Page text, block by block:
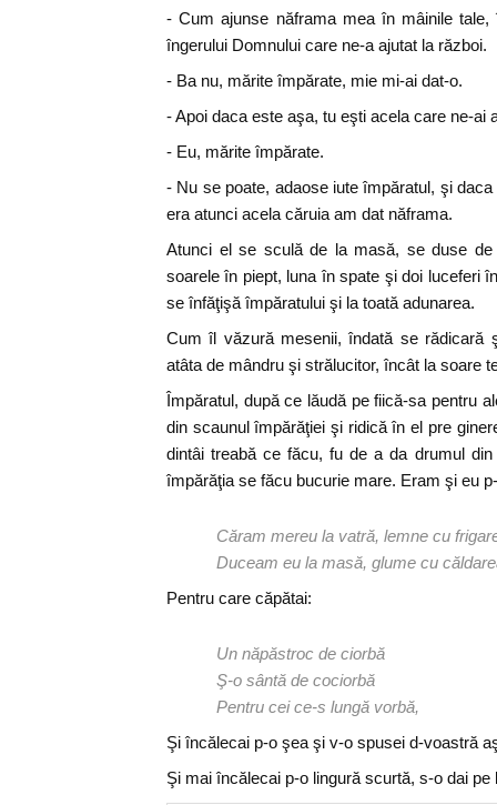
- Cum ajunse năframa mea în mâinile
îngerului Domnului care ne-a ajutat la război.
- Ba nu, mărite împărate, mie mi-ai dat-o.
- Apoi daca este aşa, tu eşti acela care ne-ai
- Eu, mărite împărate.
- Nu se poate, adaose iute împăratul, şi
era atunci acela căruia am dat năframa.
Atunci el se sculă de la masă, se duse
soarele în piept, luna în spate şi doi luceferi
se înfăţişă împăratului şi la toată adunarea.
Cum îl văzură mesenii, îndată se rădicară
atâta de mândru şi strălucitor, încât la soare
Împăratul, după ce lăudă pe fiică-sa pentru
din scaunul împărăţiei şi ridică în el pre
dintâi treabă ce făcu, fu de a da drumul
împărăţia se făcu bucurie mare. Eram şi eu
Căram mereu la vatră, lemne cu
Duceam eu la masă, glume cu
Pentru care căpătai:
Un năpăstroc de ciorbă
Ş-o sântă de cociorbă
Pentru cei ce-s lungă vorbă,
Şi încălecai p-o şea şi v-o spusei d-voastră
Şi mai încălecai p-o lingură scurtă, s-o dai